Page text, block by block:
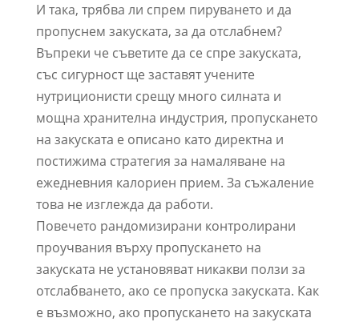
И така, трябва ли спрем пируването и да
пропуснем закуската, за да отслабнем?
Въпреки че съветите да се спре закуската,
със сигурност ще заставят учените
нутриционисти срещу много силната и
мощна хранителна индустрия, пропускането
на закуската е описано като директна и
постижима стратегия за намаляване на
ежедневния калориен прием. За съжаление
това не изглежда да работи.
Повечето рандомизирани контролирани
проучвания върху пропускането на
закуската не установяват никакви ползи за
отслабването, ако се пропуска закуската. Как
е възможно, ако пропускането на закуската